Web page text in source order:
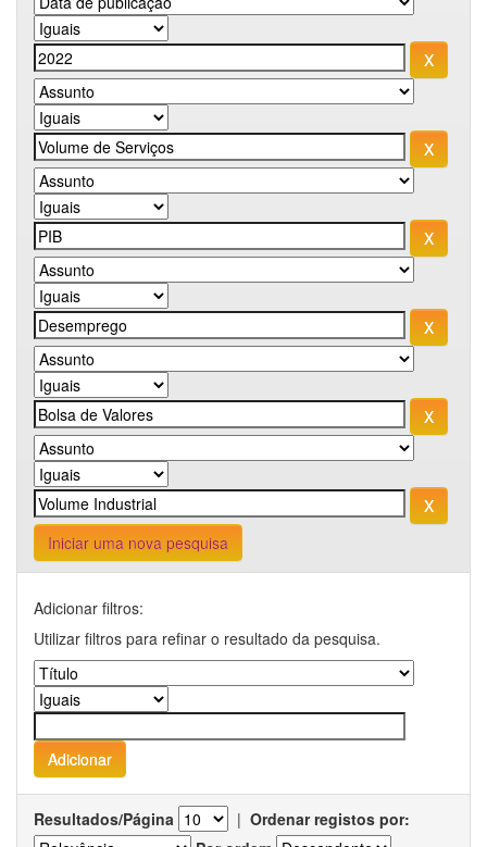
Iniciar uma nova pesquisa
Adicionar filtros:
Utilizar filtros para refinar o resultado da pesquisa.
Resultados/Página | Ordenar registos por: